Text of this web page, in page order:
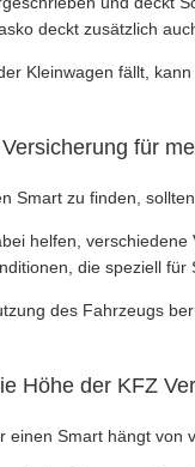
deckt zusätzlich
Kleinwagen fällt,
für
Smart zu finden,
helfen,
die speziell
des Fahrzeugs
Höhe der KFZ
einen Smart hängt von